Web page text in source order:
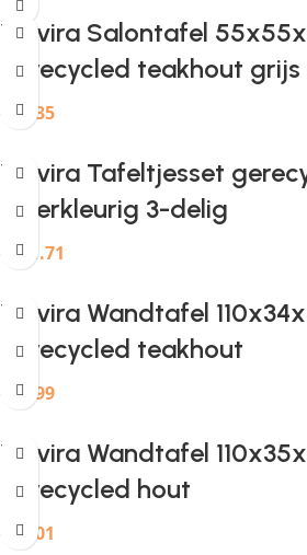
Provira Salontafel
gerecycled teakhout grijs
€ 80.35
Provira Tafeltjesset
meerkleurig 3-delig
€ 111.71
Provira Wandtafel
gerecycled teakhout
€ 97.99
Provira Wandtafel
gerecycled hout
€ 97.01